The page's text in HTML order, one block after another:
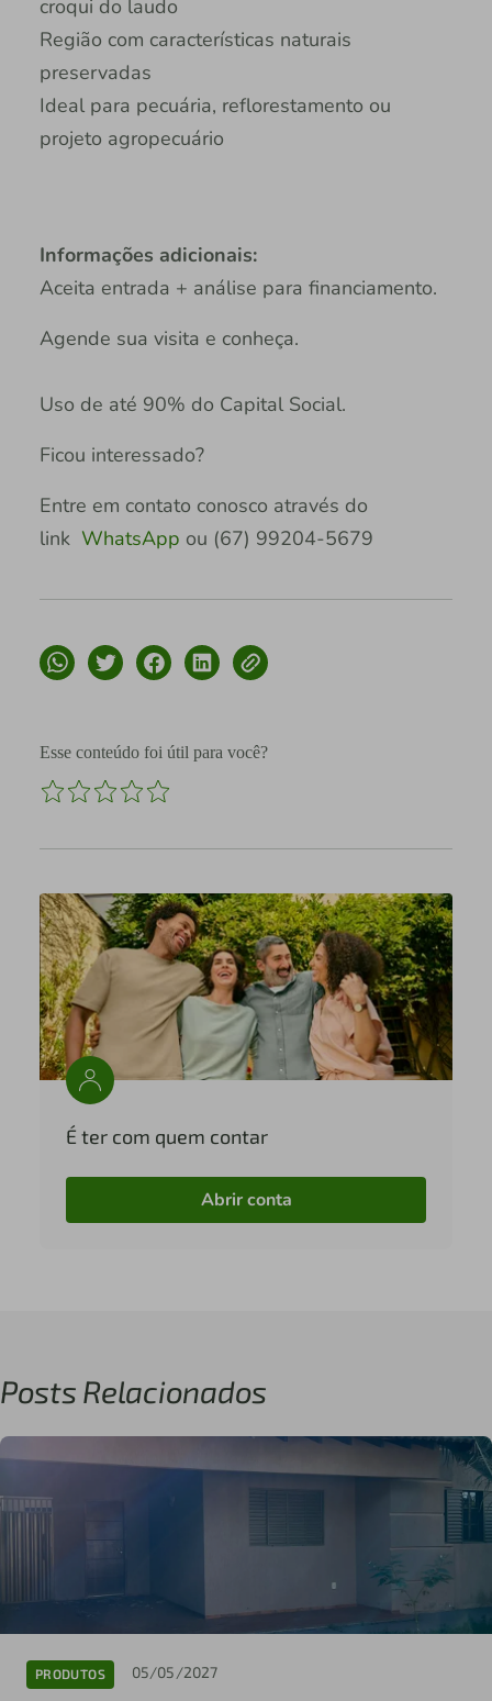
croqui do laudo
Região com características naturais
preservadas
Ideal para pecuária, reflorestamento ou
projeto agropecuário
Informações adicionais:
Aceita entrada + análise para financiamento.
Agende sua visita e conheça.
Uso de até 90% do Capital Social.
Ficou interessado?
Entre em contato conosco através do
link WhatsApp ou (67) 99204-5679
Esse conteúdo foi útil para você?
É ter com quem contar
Abrir conta
Posts Relacionados
PRODUTOS 05/05/2027